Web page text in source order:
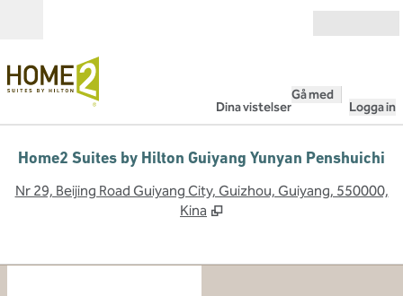
Dina vistelser
Gå med
Logga in
Home2 Suites by Hilton Guiyang Yunyan Penshuichi
Nr 29, Beijing Road Guiyang City, Guizhou, Guiyang, 550000,
Kina